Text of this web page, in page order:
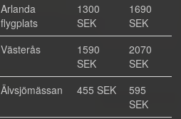
Arlanda
flygplats
1300
SEK
1690
SEK
Västerås
1590
SEK
2070
SEK
Älvsjömässan 455 SEK
595
SEK